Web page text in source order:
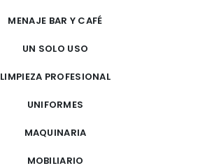
MENAJE BAR Y CAFÉ
UN SOLO USO
LIMPIEZA PROFESIONAL
UNIFORMES
MAQUINARIA
MOBILIARIO